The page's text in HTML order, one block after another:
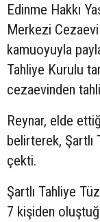
Edinme Hakkı
Merkezi Cezaevi
kamuoyuyla
Tahliye Kurulu
cezaevinden
Reynar, elde
belirterek, Şartlı
çekti.
Şartlı Tahliye
7 kişiden